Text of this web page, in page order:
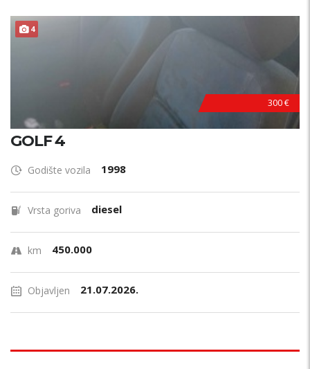
4
300 €
GOLF 4
Godište vozila 1998
Vrsta goriva diesel
km 450.000
Objavljen 21.07.2026.